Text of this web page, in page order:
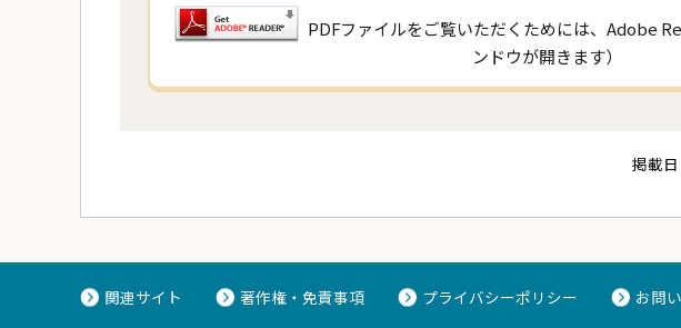
PDFファイルをご覧いただくためには、Adobe
ンドウが開きます）
掲載
関連サイト 著作権・免責事項 プライバシーポリシー お問